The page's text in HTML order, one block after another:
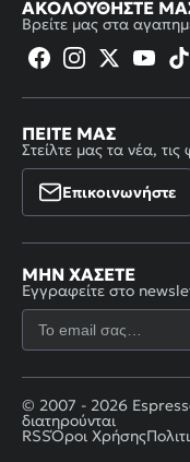
ΑΚΟΛΟΥΘΉΣΤΕ
Βρείτε μας στα
ΠΕΊΤΕ ΜΑΣ
Στείλτε μας τα νέα,
Επικοινωνήστε
ΜΗΝ ΧΆΣΕΤΕ
Εγγραφείτε στο
© 2007 - 2026
διατηρούνται
RSSΌροι Χρήσης